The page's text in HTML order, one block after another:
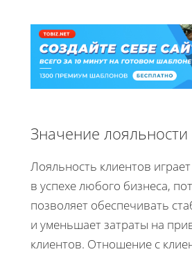
Значение лояльности
Лояльность клиентов
в успехе любого бизнеса,
позволяет обеспечивать
и уменьшает затраты на
клиентов. Отношение с